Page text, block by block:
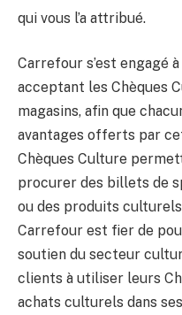
qui vous l’a attribué.
Carrefour s’est engagé
acceptant les Chèques
magasins, afin que
avantages offerts par
Chèques Culture
procurer des billets de
ou des produits
Carrefour est fier de
soutien du secteur
clients à utiliser leurs
achats culturels dans